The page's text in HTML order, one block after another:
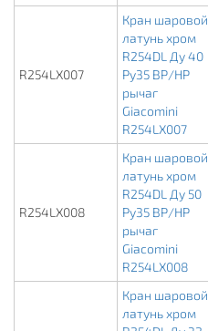
R254LX007
Кран шаровой
латунь хром
R254DL Ду 40
Ру35 ВР/НР
рычаг
Giacomini
R254LX007
R254LX008
Кран шаровой
латунь хром
R254DL Ду 50
Ру35 ВР/НР
рычаг
Giacomini
R254LX008
Кран шаровой
латунь хром